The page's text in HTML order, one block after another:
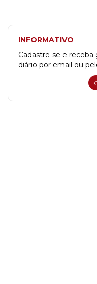
INFORMATIVO
Cadastre-se e
diário por email ou